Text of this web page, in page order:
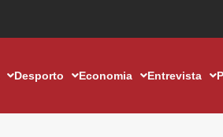
Desporto Economia Entrevista